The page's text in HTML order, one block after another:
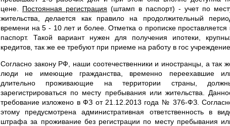
цене. Постоянная регистрация (штамп в паспорт) - учет по
жительства, делается как правило на продолжительный
времени на 5 - 10 лет и более. Отметка о прописке проставляется
паспорт. Такой вариант нужен для получения ипотеки,
кредитов, так же ее требуют при приеме на работу в гос учреждение.
Согласно закону РФ, наши соотечественники и иностранцы, а так
люди не имеющие гражданства, временно переехавшие
длительно проживающие на территории страны,
зарегистрироваться по месту пребывания или жительства.
требование изложено в ФЗ от 21.12.2013 года № 376-ФЗ.
этому предусмотрена административная ответственность в
штрафа за проживание без регистрации по месту пребывания